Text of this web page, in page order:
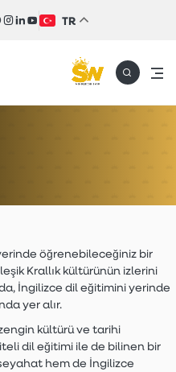
TR
öğrenebileceğiniz bir
Krallık kültürünün izlerini
İngilizce dil eğitimini yerinde
yer alır.
kültürü ve tarihi
dil eğitimi ile de bilinen bir
hem de İngilizce